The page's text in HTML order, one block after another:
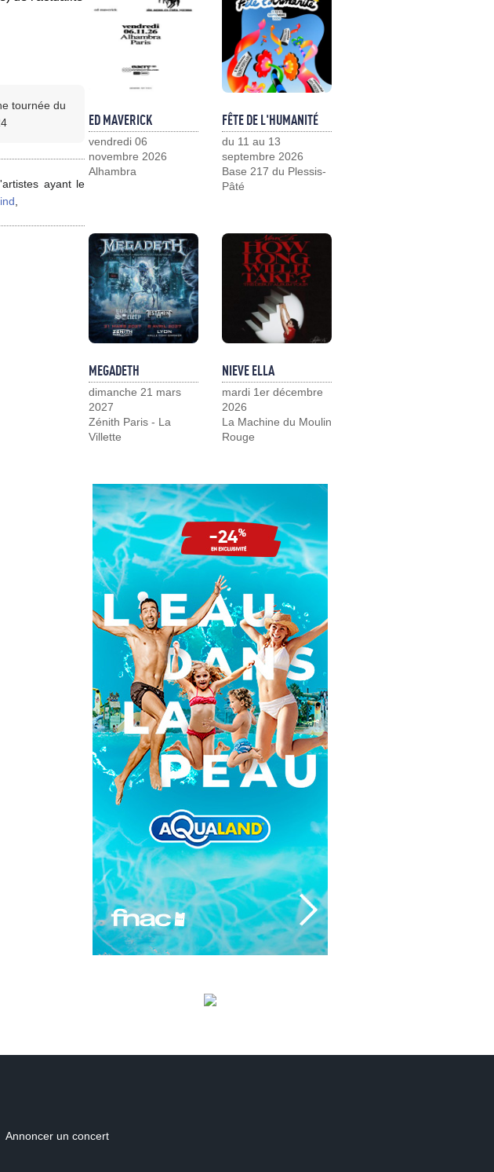
tournée du
ayant le
ED MAVERICK
vendredi 06
novembre 2026
Alhambra
FÊTE DE L'HUMANITÉ
du 11 au 13
septembre 2026
Base 217 du Plessis-
Pâté
MEGADETH
dimanche 21 mars
2027
Zénith Paris - La
Villette
NIEVE ELLA
mardi 1er décembre
2026
La Machine du Moulin
Rouge
Annoncer un concert